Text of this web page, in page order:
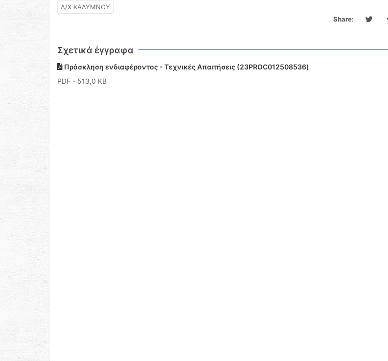
Λ/Χ ΚΑΛΥΜΝΟΥ
Share:
Σχετικά έγγραφα
Πρόσκληση ενδιαφέροντος - Τεχνικές Απαιτήσεις (23PROC012508536)
PDF - 513,0 KB